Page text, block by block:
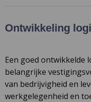
Ontwikkeling
Een goed ontwikkelde
belangrijke
van bedrijvigheid en
werkgelegenheid en